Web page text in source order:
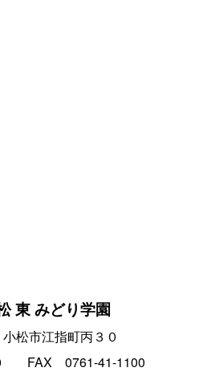
東 みどり学園
市江指町丙３０
FAX 0761-41-1100